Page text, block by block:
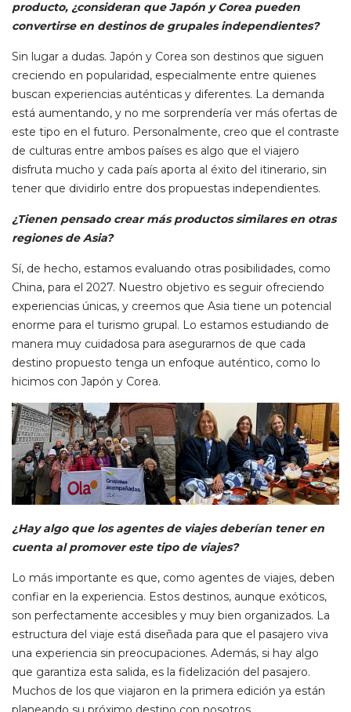
producto, ¿consideran que Japón y Corea pueden
convertirse en destinos de grupales independientes?
Sin lugar a dudas. Japón y Corea son destinos que siguen
creciendo en popularidad, especialmente entre quienes
buscan experiencias auténticas y diferentes. La demanda
está aumentando, y no me sorprendería ver más ofertas de
este tipo en el futuro. Personalmente, creo que el contraste
de culturas entre ambos países es algo que el viajero
disfruta mucho y cada país aporta al éxito del itinerario, sin
tener que dividirlo entre dos propuestas independientes.
¿Tienen pensado crear más productos similares en otras
regiones de Asia?
Sí, de hecho, estamos evaluando otras posibilidades, como
China, para el 2027. Nuestro objetivo es seguir ofreciendo
experiencias únicas, y creemos que Asia tiene un potencial
enorme para el turismo grupal. Lo estamos estudiando de
manera muy cuidadosa para asegurarnos de que cada
destino propuesto tenga un enfoque auténtico, como lo
hicimos con Japón y Corea.
¿Hay algo que los agentes de viajes deberían tener en
cuenta al promover este tipo de viajes?
Lo más importante es que, como agentes de viajes, deben
confiar en la experiencia. Estos destinos, aunque exóticos,
son perfectamente accesibles y muy bien organizados. La
estructura del viaje está diseñada para que el pasajero viva
una experiencia sin preocupaciones. Además, si hay algo
que garantiza esta salida, es la fidelización del pasajero.
Muchos de los que viajaron en la primera edición ya están